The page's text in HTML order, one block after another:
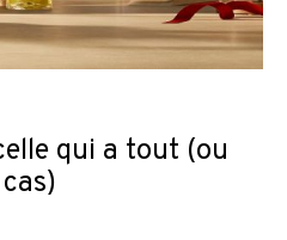
qui a tout (ou